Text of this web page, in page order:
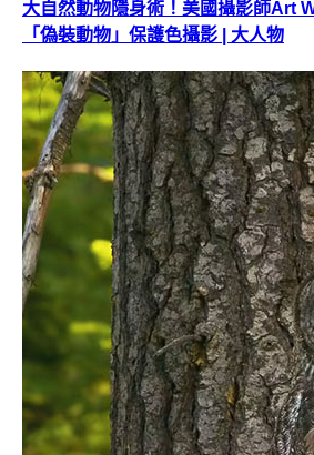
大自然動物隱身術！美國攝影師Art
「偽裝動物」保護色攝影 | 大人物